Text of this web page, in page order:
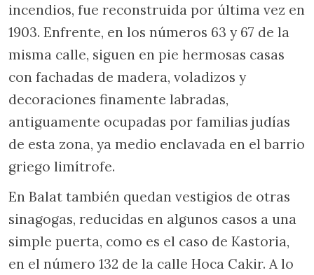
incendios, fue reconstruida por última vez en
1903. Enfrente, en los números 63 y 67 de la
misma calle, siguen en pie hermosas casas
con fachadas de madera, voladizos y
decoraciones finamente labradas,
antiguamente ocupadas por familias judías
de esta zona, ya medio enclavada en el barrio
griego limítrofe.
En Balat también quedan vestigios de otras
sinagogas, reducidas en algunos casos a una
simple puerta, como es el caso de Kastoria,
en el número 132 de la calle Hoca Cakir. A lo